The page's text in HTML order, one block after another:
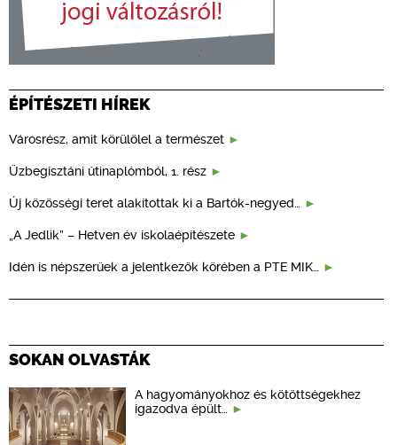
ÉPÍTÉSZETI HÍREK
Városrész, amit körülölel a természet
Üzbegisztáni útinaplómból, 1. rész
Új közösségi teret alakítottak ki a Bartók-negyed…
„A Jedlik” – Hetven év iskolaépítészete
Idén is népszerűek a jelentkezők körében a PTE MIK…
SOKAN OLVASTÁK
A hagyományokhoz és kötöttségekhez
igazodva épült…